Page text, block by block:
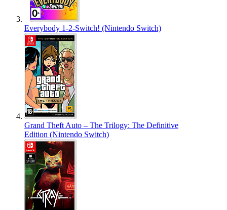
Everybody 1-2-Switch! (Nintendo Switch)
Grand Theft Auto – The Trilogy: The Definitive
Edition (Nintendo Switch)